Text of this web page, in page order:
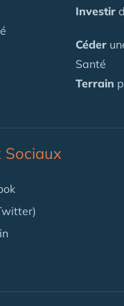
Investir
Céder
Santé
Terrain
Sociaux